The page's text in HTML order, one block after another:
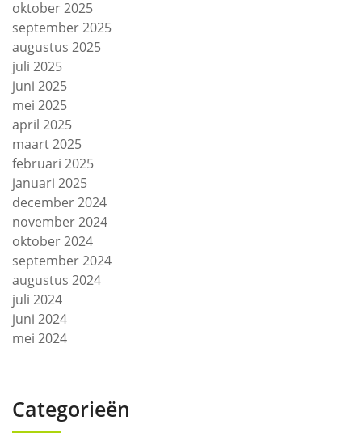
oktober 2025
september 2025
augustus 2025
juli 2025
juni 2025
mei 2025
april 2025
maart 2025
februari 2025
januari 2025
december 2024
november 2024
oktober 2024
september 2024
augustus 2024
juli 2024
juni 2024
mei 2024
Categorieën